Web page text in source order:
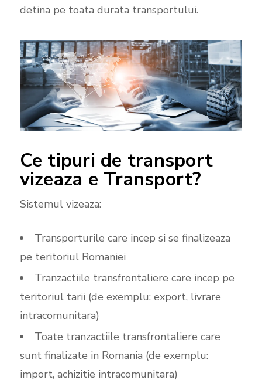
detina pe toata durata transportului.
Ce tipuri de transport
vizeaza e Transport?
Sistemul vizeaza:
Transporturile care incep si se finalizeaza
pe teritoriul Romaniei
Tranzactiile transfrontaliere care incep pe
teritoriul tarii (de exemplu: export, livrare
intracomunitara)
Toate tranzactiile transfrontaliere care
sunt finalizate in Romania (de exemplu:
import, achizitie intracomunitara)